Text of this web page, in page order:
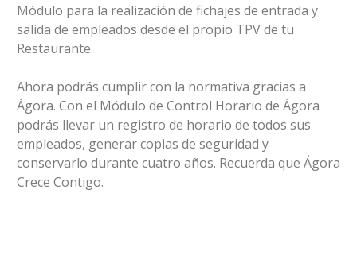
Módulo para la realización de fichajes de entrada y
salida de empleados desde el propio TPV de tu
Restaurante.
Ahora podrás cumplir con la normativa gracias a
Ágora. Con el Módulo de Control Horario de Ágora
podrás llevar un registro de horario de todos sus
empleados, generar copias de seguridad y
conservarlo durante cuatro años. Recuerda que Ágora
Crece Contigo.